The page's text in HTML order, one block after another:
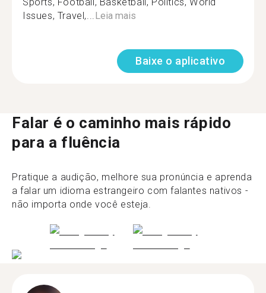
Issues, Travel,... Leia mais
Baixe o aplicativo
Falar é o caminho mais rápido
para a fluência
Pratique a audição, melhore sua pronúncia e aprenda
a falar um idioma estrangeiro com falantes nativos -
não importa onde você esteja.